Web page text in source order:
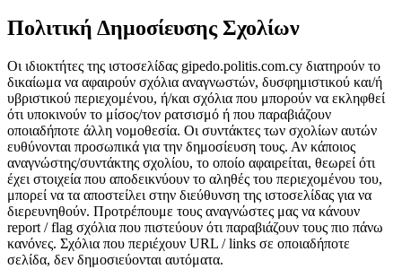
Πολιτική Δημοσίευσης Σχολίων
Οι ιδιοκτήτες της ιστοσελίδας gipedo.politis.com.cy διατηρούν το
δικαίωμα να αφαιρούν σχόλια αναγνωστών, δυσφημιστικού και/ή
υβριστικού περιεχομένου, ή/και σχόλια που μπορούν να εκληφθεί
ότι υποκινούν το μίσος/τον ρατσισμό ή που παραβιάζουν
οποιαδήποτε άλλη νομοθεσία. Οι συντάκτες των σχολίων αυτών
ευθύνονται προσωπικά για την δημοσίευση τους. Αν κάποιος
αναγνώστης/συντάκτης σχολίου, το οποίο αφαιρείται, θεωρεί ότι
έχει στοιχεία που αποδεικνύουν το αληθές του περιεχομένου του,
μπορεί να τα αποστείλει στην διεύθυνση της ιστοσελίδας για να
διερευνηθούν. Προτρέπουμε τους αναγνώστες μας να κάνουν
report / flag σχόλια που πιστεύουν ότι παραβιάζουν τους πιο πάνω
κανόνες. Σχόλια που περιέχουν URL / links σε οποιαδήποτε
σελίδα, δεν δημοσιεύονται αυτόματα.